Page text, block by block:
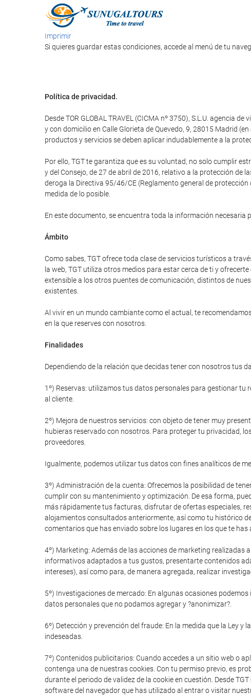
Imprimir
Si quieres guardar estas condiciones, accede al menú de tu
Política de privacidad.
Desde TOR GLOBAL TRAVEL (CICMA nº 3750), S.L.U. agencia
y con domicilio en Calle Glorieta de Quevedo, 9, 28015 Madrid
productos y servicios se deben aplicar indudablemente a la
Por ello, TGT te garantiza que es su voluntad, no solo cumplir
y del Consejo, de 27 de abril de 2016, relativo a la protección de
deroga la Directiva 95/46/CE (Reglamento general de
medida de lo posible.
En este documento, se encuentra toda la información
Ámbito
Como sabes, TGT ofrece toda clase de servicios turísticos a
la web, TGT utiliza otros medios para estar cerca de ti y
extensible a los otros puentes de comunicación, distintos de
existentes.
Al vivir en un mundo cambiante como el actual, te
en la que reserves con nosotros.
Finalidades
Dependiendo de la relación que decidas tener con nosotros tus
1º) Reservas: utilizamos tus datos personales para gestionar tu
al cliente.
2º) Mejora de nuestros servicios: con objeto de tener muy
hubieras reservado con nosotros. Para proteger tu privacidad,
proveedores.
Igualmente, podemos utilizar tus datos con fines analíticos de
3º) Administración de la cuenta: Ofrecemos la posibilidad de
cumplir con su mantenimiento y optimización. De esa forma,
más rápidamente tus facturas, disfrutar de ofertas especiales,
alojamientos consultados anteriormente, así como tu histórico
comentarios que has enviado sobre los lugares en los que te has
4º) Marketing: Además de las acciones de marketing realizadas
informativos adaptados a tus gustos, presentarte contenidos
intereses), así como para, de manera agregada, realizar
5º) Investigaciones de mercado: En algunas ocasiones
datos personales que no podamos agregar y ?anonimizar?.
6º) Detección y prevención del fraude: En la medida que la Ley
indeseadas.
7º) Contenidos publicitarios: Cuando accedes a un sitio web o
contenga una de nuestras cookies. Con tu permiso previo, es
durante el periodo de validez de la cookie en cuestión. Desde
software del navegador que has utilizado al entrar o visitar